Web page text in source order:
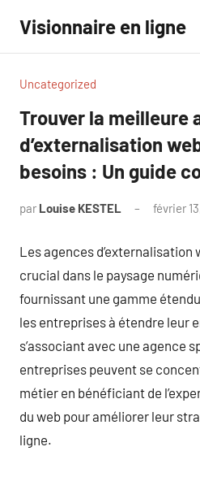
contenu
Visionnaire en ligne
Uncategorized
Trouver la meilleure
d’externalisation
besoins : Un guide
par Louise KESTEL février
Les agences d’externalisation
crucial dans le paysage
fournissant une gamme
les entreprises à étendre leur
s’associant avec une agence
entreprises peuvent se
métier en bénéficiant de
du web pour améliorer leur
ligne.